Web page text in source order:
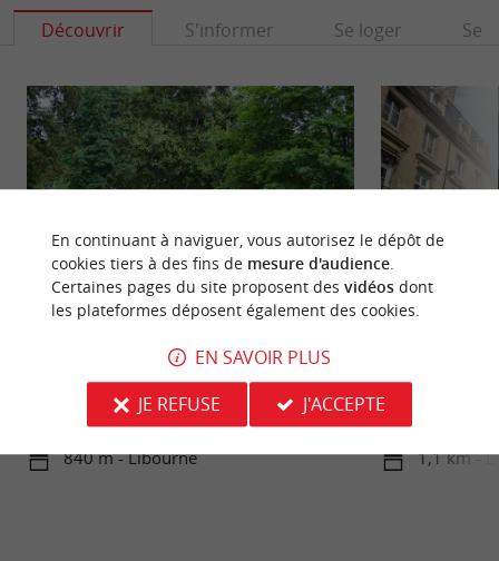
Découvrir S'informer Se loger Se
Le Parc de l’Épinette est un parc urbain en plein
cœur de Libourne. Il est très arboré, sillonné de
840 m - Libourne
doit sa prospérité
centrale avec ses
1,1 km -
En continuant à naviguer, vous autorisez le dépôt de
cookies tiers à des fins de mesure d'audience.
Certaines pages du site proposent des vidéosdont
les plateformes déposent également des cookies.
EN SAVOIR PLUS
JE REFUSE
J'ACCEPTE